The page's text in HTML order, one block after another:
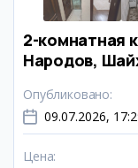
2-комнатная
Народов,
Опубликовано:
09.07.2026,
Цена: